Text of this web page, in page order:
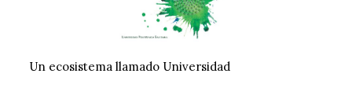
Un ecosistema llamado Universidad